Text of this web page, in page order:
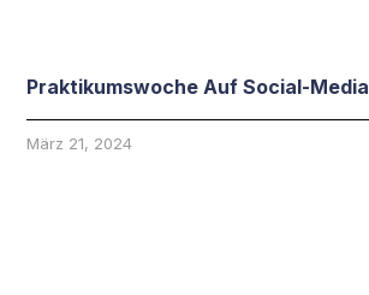
Praktikumswoche Auf Social-Media
März 21, 2024